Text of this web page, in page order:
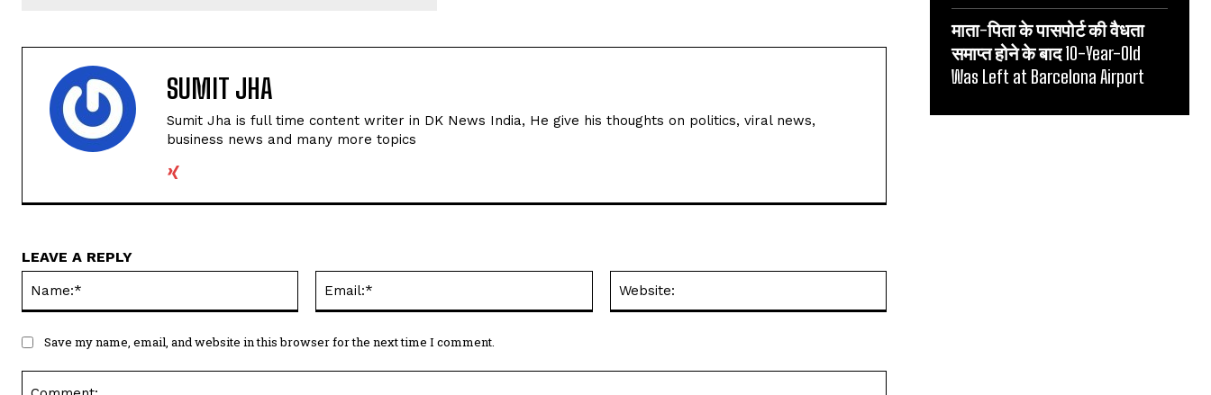
SUMIT JHA
Sumit Jha is full time content writer in DK News India, He give his thoughts on politics, viral news,
business news and many more topics
LEAVE A REPLY
Save my name, email, and website in this browser for the next time I comment.
माता-पिता के पासपोर्ट की वैधता
समाप्त होने के बाद 10-Year-Old
Was Left at Barcelona Airport